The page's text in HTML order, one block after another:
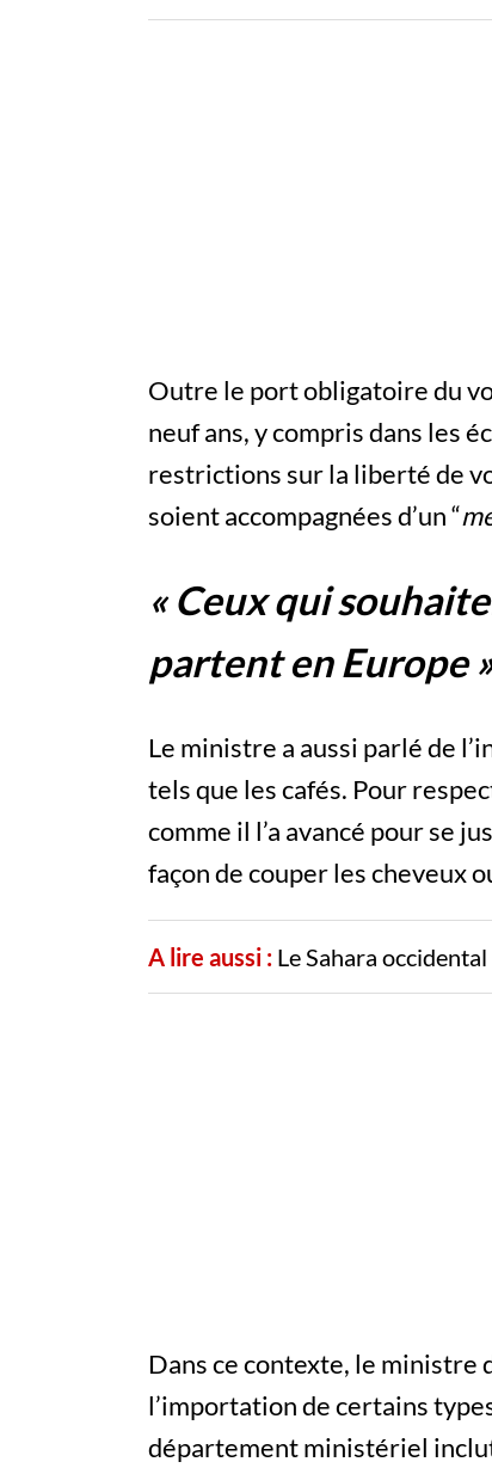
Outre le port obligatoire du
neuf ans, y compris dans les
restrictions sur la liberté de
soient accompagnées d’un “
« Ceux qui
partent en Europe
Le ministre a aussi parlé de
tels que les cafés. Pour
comme il l’a avancé pour se
façon de couper les cheveux
A lire aussi : Le Sahara
Dans ce contexte, le
l’importation de certains
département ministériel